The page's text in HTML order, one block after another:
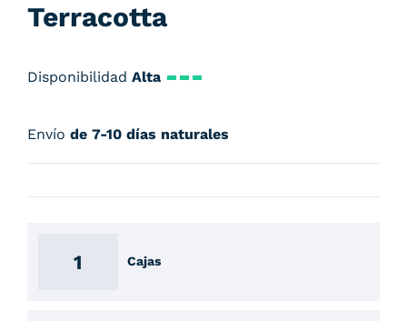
Terracotta
Disponibilidad Alta
Envío de 7-10 días naturales
Cajas